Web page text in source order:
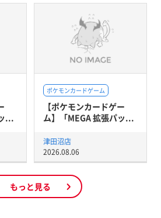
ポケモンカードゲーム
【ポケモンカードゲー
ム】「MEGA 拡張パッ...
津田沼店
2026.08.06
...
もっと見る